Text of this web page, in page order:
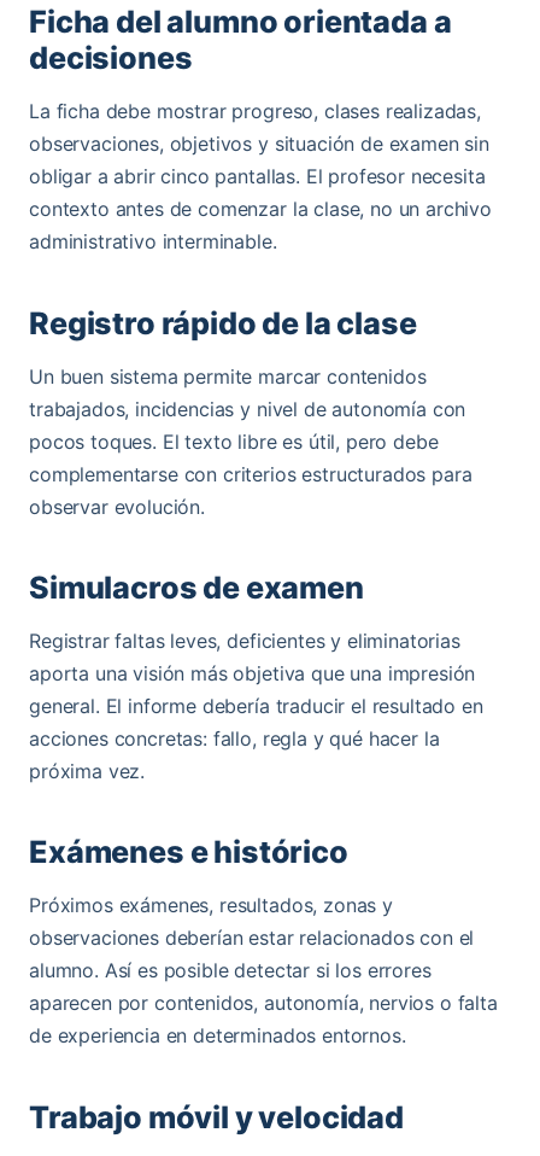
Ficha del alumno orientada a
decisiones
La ficha debe mostrar progreso, clases realizadas,
observaciones, objetivos y situación de examen sin
obligar a abrir cinco pantallas. El profesor necesita
contexto antes de comenzar la clase, no un archivo
administrativo interminable.
Registro rápido de la clase
Un buen sistema permite marcar contenidos
trabajados, incidencias y nivel de autonomía con
pocos toques. El texto libre es útil, pero debe
complementarse con criterios estructurados para
observar evolución.
Simulacros de examen
Registrar faltas leves, deficientes y eliminatorias
aporta una visión más objetiva que una impresión
general. El informe debería traducir el resultado en
acciones concretas: fallo, regla y qué hacer la
próxima vez.
Exámenes e histórico
Próximos exámenes, resultados, zonas y
observaciones deberían estar relacionados con el
alumno. Así es posible detectar si los errores
aparecen por contenidos, autonomía, nervios o falta
de experiencia en determinados entornos.
Trabajo móvil y velocidad